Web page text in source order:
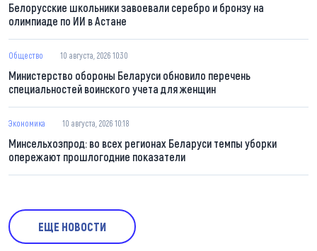
Белорусские школьники завоевали серебро и бронзу на
олимпиаде по ИИ в Астане
Общество 10 августа, 2026 10:30
Министерство обороны Беларуси обновило перечень
специальностей воинского учета для женщин
Экономика 10 августа, 2026 10:18
Минсельхозпрод: во всех регионах Беларуси темпы уборки
опережают прошлогодние показатели
ЕЩЕ НОВОСТИ